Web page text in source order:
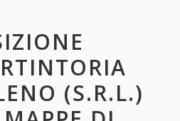
(S.R.L.)